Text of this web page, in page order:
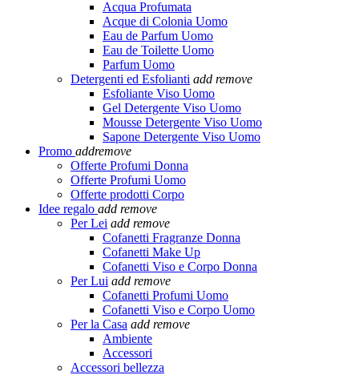
Acqua Profumata
Acque di Colonia Uomo
Eau de Parfum Uomo
Eau de Toilette Uomo
Parfum Uomo
Detergenti ed Esfolianti add remove
Esfoliante Viso Uomo
Gel Detergente Viso Uomo
Mousse Detergente Viso Uomo
Sapone Detergente Viso Uomo
Promo addremove
Offerte Profumi Donna
Offerte Profumi Uomo
Offerte prodotti Corpo
Idee regalo add remove
Per Lei add remove
Cofanetti Fragranze Donna
Cofanetti Make Up
Cofanetti Viso e Corpo Donna
Per Lui add remove
Cofanetti Profumi Uomo
Cofanetti Viso e Corpo Uomo
Per la Casa add remove
Ambiente
Accessori
Accessori bellezza